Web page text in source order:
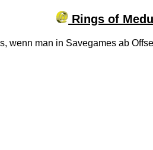
Rings of
wenn man in Savegames ab